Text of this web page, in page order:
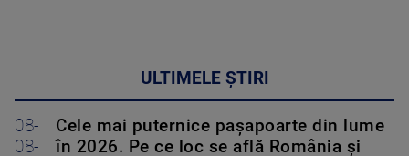
ULTIMELE ȘTIRI
08-
08-
Cele mai puternice pașapoarte din lume
în 2026. Pe ce loc se află România și